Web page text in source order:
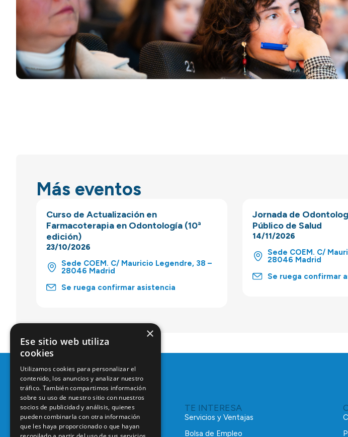
Más eventos
Curso de Actualización en
Farmacoterapia en Odontología (10ª
edición)
23/10/2026
Sede COEM. C/ Mauricio Legendre, 38 –
28046 Madrid
Se ruega confirmar asistencia
Jornada de
Público de Salud
14/11/2026
Sede COEM. C/
28046 Madrid
Se ruega confirmar
TE INTERESA
Servicios y Ventajas
Bolsa de Empleo
×
Ese sitio web utiliza
cookies
Utilizamos cookies para personalizar el
contenido, los anuncios y analizar nuestro
tráfico. También compartimos información
sobre su uso de nuestro sitio con nuestros
socios de publicidad y análisis, quienes
pueden combinarla con otra información
que les haya proporcionado o que hayan